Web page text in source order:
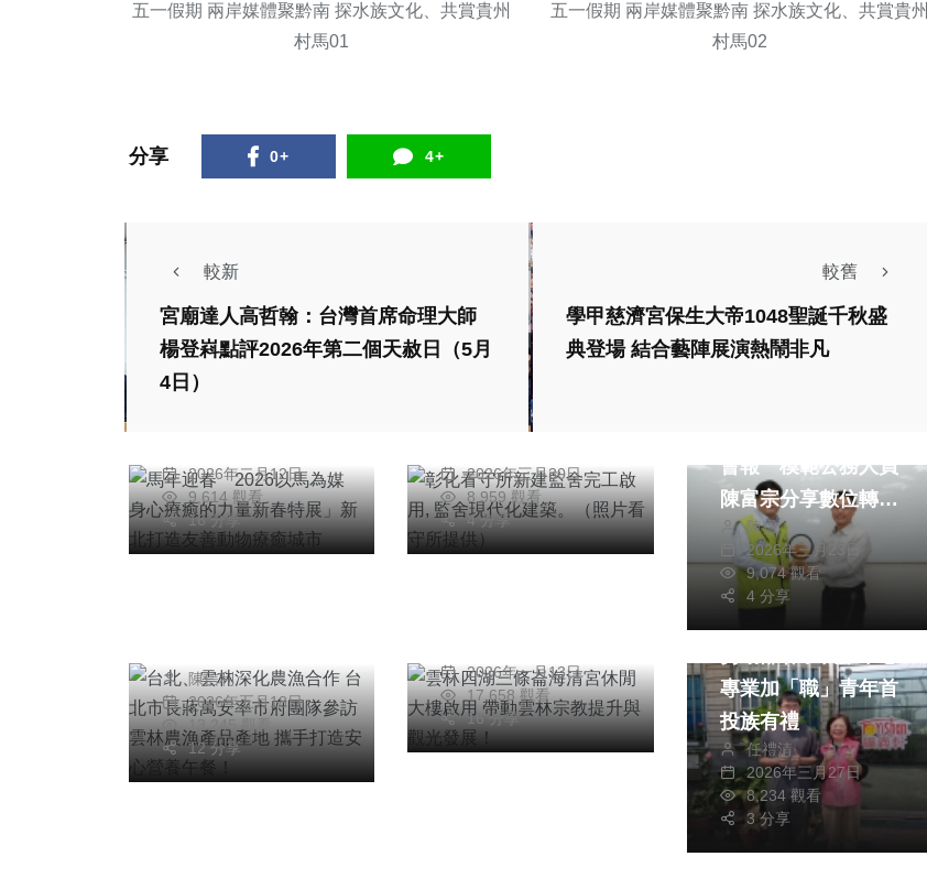
五一假期 兩岸媒體聚黔南 探水族文化、共賞貴州
村馬01
五一假期 兩岸媒體聚黔南 探水族文化、共賞貴州
村馬02
分享 0+ 4+
較新
宮廟達人高哲翰：台灣首席命理大師
楊登嵙點評2026年第二個天赦日（5月
4日）
較舊
學甲慈濟宮保生大帝1048聖誕千秋盛
典登場 結合藝陣展演熱鬧非凡
綜合新聞
馬年迎春「2026以
馬為媒 身心療癒的
市
2026年二月12日
9,614 觀看
16 分享
綜合新聞
文教
彰化看守所新建監舍
完工啟用, 監舍現代
化建築。（照片看守
2026年三月30日
8,959 觀看
4 分享
會報 模範公務人員
陳富宗分享數位轉型
與資安治理成果 林
皆興表示，面對數位
時代快速發展與AI技
術應用日益普及，公
部門更應積極導入科
技工具，提升行政效
能與服務品質，並從
民眾需求出發，打造
便捷、即時且安全的
公共服務環境。他肯
陳猛
2026年三月23日
9,074 觀看
4 分享
綜合新聞
林農漁產品產地 攜
手打造安心營養午
餐！
陳信利
2026年五月18日
13,245 觀看
12 分享
宗教 綜合新聞
雲林四湖三條崙海清
2026年一月13日
17,658 觀看
16 分享
專業加「職」青年首
投族有禮
任禮清
2026年三月27日
8,234 觀看
3 分享